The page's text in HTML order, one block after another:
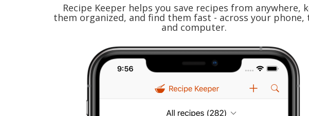
Recipe Keeper helps you save recipes from anywhere,
them organized, and find them fast - across your phone,
and computer.